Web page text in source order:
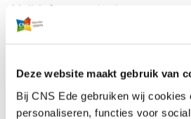
Deze website maakt gebruik van
Bij CNS Ede gebruiken wij cookies
personaliseren, functies voor
Mail: info@cnsede.nl